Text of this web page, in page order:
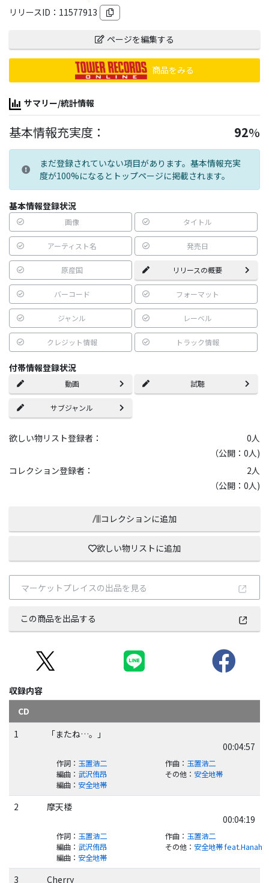
リリースID： 11577913
ページを編集する
商品をみる
サマリー/統計情報
基本情報充実度： 92%
まだ登録されていない項目があります。基本情報充実
度が100%になるとトップページに掲載されます。
基本情報登録状況
画像 タイトル
アーティスト名 発売日
原産国 リリースの概要
バーコード フォーマット
ジャンル レーベル
クレジット情報 トラック情報
付帯情報登録状況
動画 試聴
サブジャンル
欲しい物リスト登録者： 0人
（公開：0人)
コレクション登録者：
2人
（公開：0人)
コレクションに追加
欲しい物リストに追加
マーケットプレイスの出品を見る
この商品を出品する
収録内容
CD
1
「またね…。」
00:04:57
作詞： 玉置浩二 作曲： 玉置浩二
編曲： 武沢侑昂 その他： 安全地帯
編曲： 安全地帯
2
摩天楼
00:04:19
作詞： 玉置浩二 作曲： 玉置浩二
編曲： 武沢侑昂 その他： 安全地帯 feat.Hanah
編曲： 安全地帯
3 Cherry